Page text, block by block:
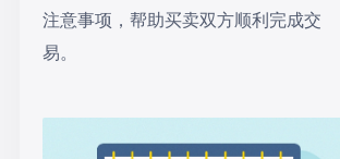
注意事项，帮助买卖双方顺利完成交
易。